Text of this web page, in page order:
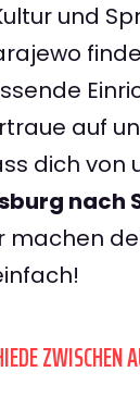
und
auf
dich von
nach
machen
ZWISCHEN